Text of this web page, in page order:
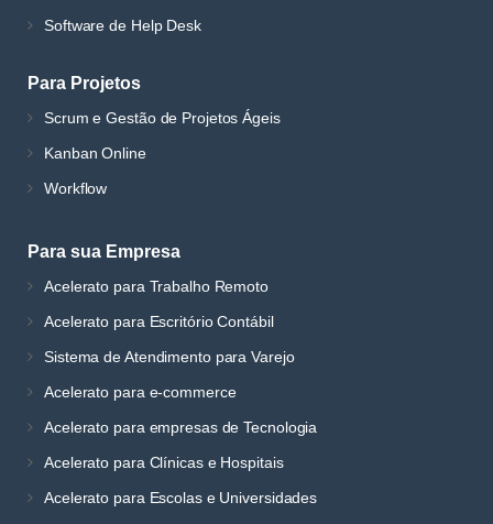
Software de Help Desk
Para Projetos
Scrum e Gestão de Projetos Ágeis
Kanban Online
Workflow
Para sua Empresa
Acelerato para Trabalho Remoto
Acelerato para Escritório Contábil
Sistema de Atendimento para Varejo
Acelerato para e-commerce
Acelerato para empresas de Tecnologia
Acelerato para Clínicas e Hospitais
Acelerato para Escolas e Universidades